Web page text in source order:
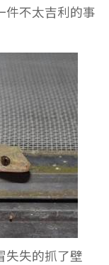
件不太吉利的事
失失的抓了壁